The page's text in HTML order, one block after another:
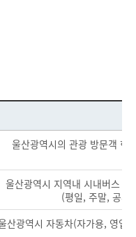
울산광역시의 관광 방문객 현
울산광역시 지역내 시내버스
(평일, 주말, 공휴
산광역시 자동차(자가용, 영업